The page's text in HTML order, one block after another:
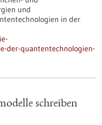
und
in der
der-quantentechnologien-
schreiben